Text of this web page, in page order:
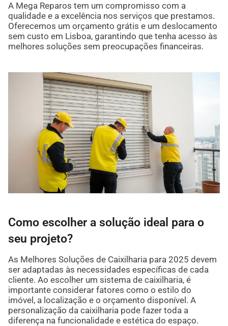
A Mega Reparos tem um compromisso com a
qualidade e a excelência nos serviços que prestamos.
Oferecemos um orçamento grátis e um deslocamento
sem custo em Lisboa, garantindo que tenha acesso às
melhores soluções sem preocupações financeiras.
Como escolher a solução ideal para o
seu projeto?
As Melhores Soluções de Caixilharia para 2025 devem
ser adaptadas às necessidades específicas de cada
cliente. Ao escolher um sistema de caixilharia, é
importante considerar fatores como o estilo do
imóvel, a localização e o orçamento disponível. A
personalização da caixilharia pode fazer toda a
diferença na funcionalidade e estética do espaço.